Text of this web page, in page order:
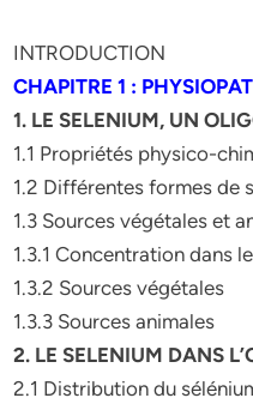
INTRODUCTION
CHAPITRE 1 :
1. LE SELENIUM, UN
1.1 Propriétés physico-
1.2 Différentes formes de
1.3 Sources végétales et
1.3.1 Concentration dans
1.3.2 Sources végétales
1.3.3 Sources animales
2. LE SELENIUM DANS
2.1 Distribution du